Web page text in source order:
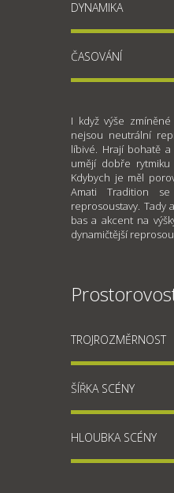
DYNAMIKA
ČASOVÁNÍ
I když výše
nejsou neutrální
líbivé. Hrají bohatě
umějí dobře
Kdybych je měl
Amati Tradition
reprosoustavy.
bas a akcent na
dynamičtější
TROJROZMĚRNOST
ŠÍŘKA SCÉNY
HLOUBKA SCÉNY